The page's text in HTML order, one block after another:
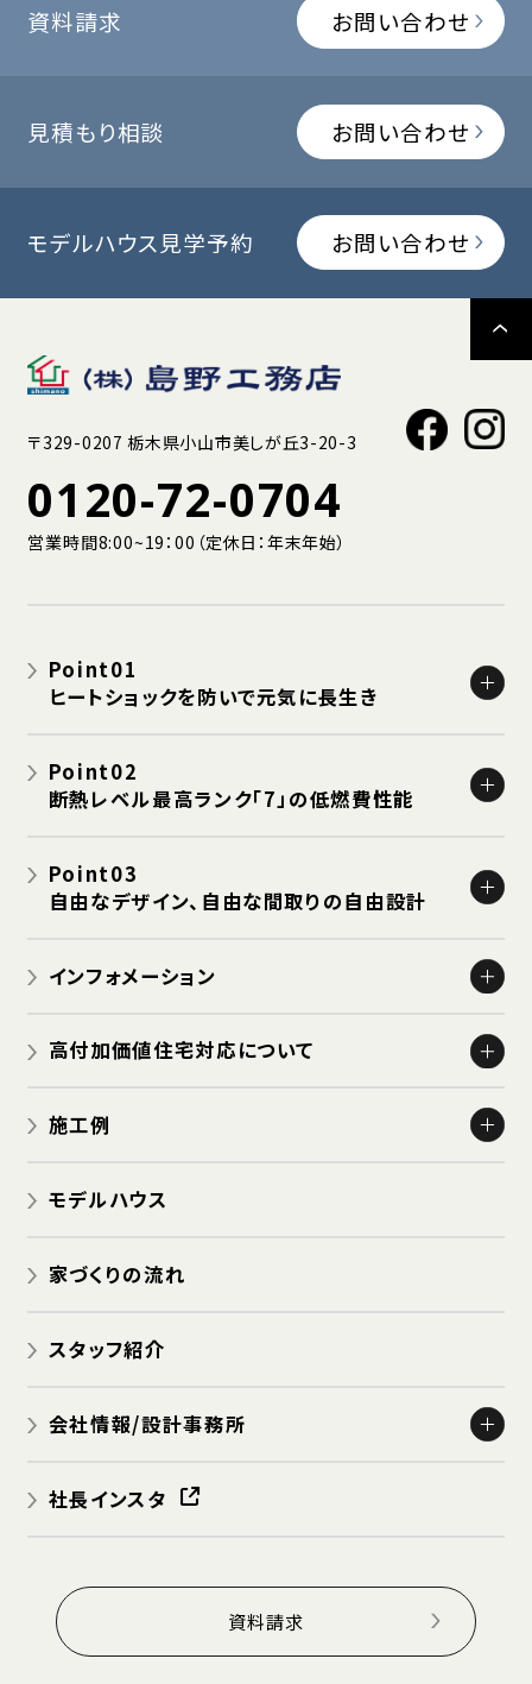
資料請求 お問い合わせ
見積もり相談 お問い合わせ
モデルハウス見学予約 お問い合わせ
〒329-0207 栃木県小山市美しが丘3-20-3
0120-72-0704
営業時間8:00~19：00（定休日：年末年始）
Point01
ヒートショックを防いで元気に長生き
栃木県の冬は寒く長い!!
Point02
断熱レベル最高ランク「7」の低燃費性能
高気密サッシ
Point03
自由なデザイン、自由な間取りの自由設計
島野の自由設計例をご紹介
インフォメーション
イベント
高付加価値住宅対応について
認定住宅：長期優良住宅
施工例
新築 商業用店舗・病院・施設
モデルハウス
家づくりの流れ
スタッフ紹介
会社情報/設計事務所
アクセス
採用情報
個人情報保護方針
社長インスタ
資料請求